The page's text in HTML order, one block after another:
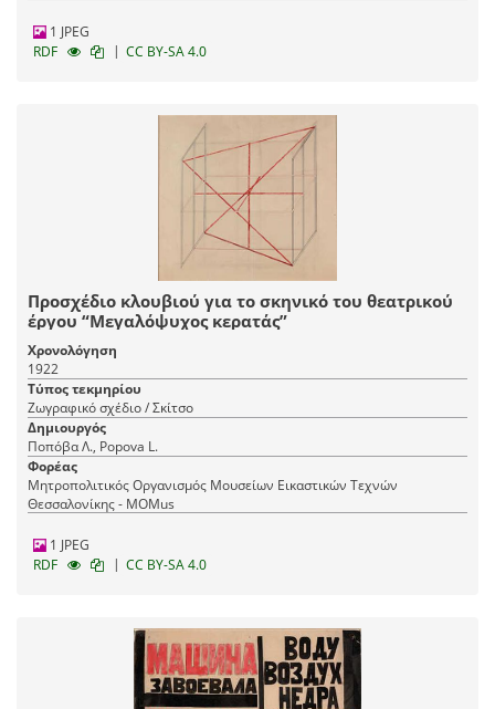
1 JPEG
RDF
| CC BY-SA 4.0
Προσχέδιο κλουβιού για το σκηνικό του θεατρικού
έργου “Μεγαλόψυχος κερατάς”
Χρονολόγηση
1922
Τύπος τεκμηρίου
Ζωγραφικό σχέδιο / Σκίτσο
Δημιουργός
Ποπόβα Λ., Popova L.
Φορέας
Μητροπολιτικός Οργανισμός Μουσείων Εικαστικών Τεχνών
Θεσσαλονίκης - MOMus
1 JPEG
RDF
| CC BY-SA 4.0